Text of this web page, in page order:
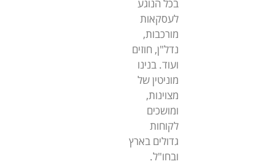
בכל הנוגע
לעסקאות
מורכבות,
נדל"ן, חוזים
ועוד. בנינו
מוניטין של
מצוינות,
ומושכים
לקוחות
גדולים בארץ
ובחו"ל.